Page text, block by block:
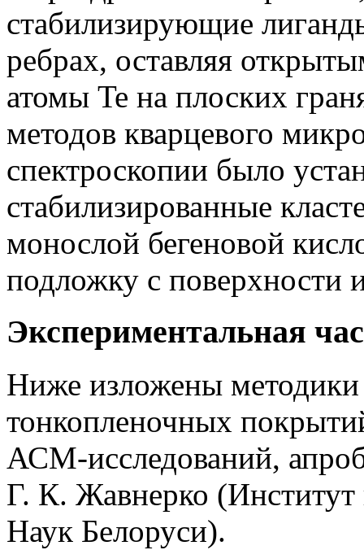
стабилизирующие
ребрах, оставляя
атомы Te на плоских
методов кварцевого
спектроскопии было
стабилизированные
монослой бегеновой
подложку с поверхности
Экспериментальная
Ниже изложены
тонкопленочных
АСМ-исследований,
Г. К. Жавнерко
Наук Белоруси).